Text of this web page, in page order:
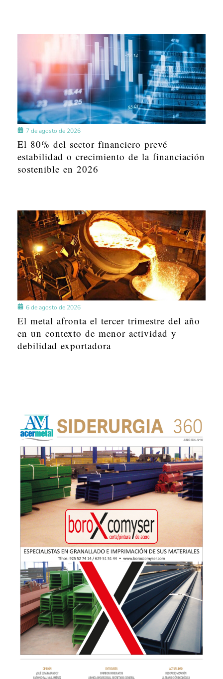
7 de agosto de 2026
El 80% del sector financiero prevé
estabilidad o crecimiento de la financiación
sostenible en 2026
6 de agosto de 2026
El metal afronta el tercer trimestre del año
en un contexto de menor actividad y
debilidad exportadora